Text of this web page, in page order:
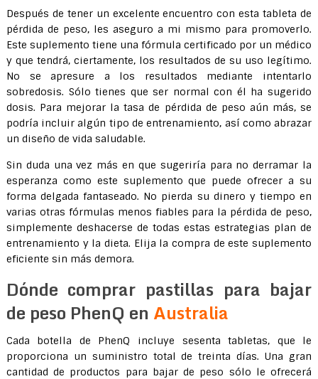
Después de tener un excelente encuentro con esta tableta de
pérdida de peso, les aseguro a mi mismo para promoverlo.
Este suplemento tiene una fórmula certificado por un médico
y que tendrá, ciertamente, los resultados de su uso legítimo.
No se apresure a los resultados mediante intentarlo
sobredosis. Sólo tienes que ser normal con él ha sugerido
dosis. Para mejorar la tasa de pérdida de peso aún más, se
podría incluir algún tipo de entrenamiento, así como abrazar
un diseño de vida saludable.
Sin duda una vez más en que sugeriría para no derramar la
esperanza como este suplemento que puede ofrecer a su
forma delgada fantaseado. No pierda su dinero y tiempo en
varias otras fórmulas menos fiables para la pérdida de peso,
simplemente deshacerse de todas estas estrategias plan de
entrenamiento y la dieta. Elija la compra de este suplemento
eficiente sin más demora.
Dónde comprar pastillas para bajar
de peso PhenQ en Australia
Cada botella de PhenQ incluye sesenta tabletas, que le
proporciona un suministro total de treinta días. Una gran
cantidad de productos para bajar de peso sólo le ofrecerá